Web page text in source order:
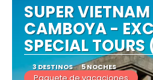
SUPER
CAMBOYA -
SPECIAL
3 DESTINOS 5 NOCHES